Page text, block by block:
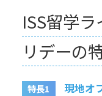
ISS留学
リデーの
特長1 現地オ